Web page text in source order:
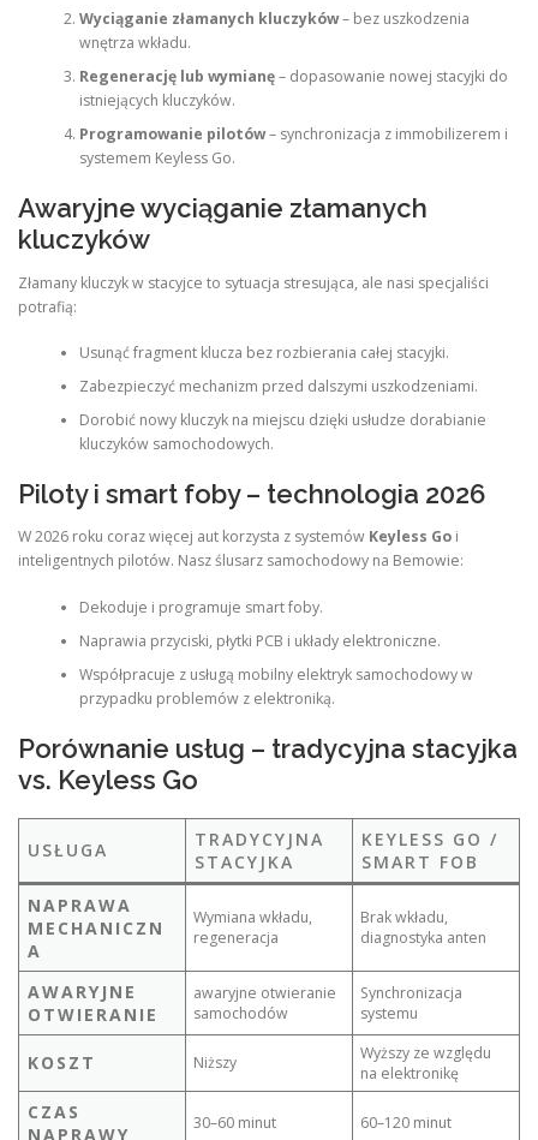
Wyciąganie złamanych kluczyków– bez uszkodzenia
wnętrza wkładu.
Regenerację lub wymianę– dopasowanie nowej stacyjki do
istniejących kluczyków.
Programowanie pilotów– synchronizacja z immobilizerem i
systemem Keyless Go.
Awaryjne wyciąganie złamanych
kluczyków
Złamany kluczyk w stacyjce to sytuacja stresująca, ale nasi specjaliści
potrafią:
Usunąć fragment klucza bez rozbierania całej stacyjki.
Zabezpieczyć mechanizm przed dalszymi uszkodzeniami.
Dorobić nowy kluczyk na miejscu dzięki usłudze dorabianie
kluczyków samochodowych.
Piloty i smart foby – technologia 2026
W 2026 roku coraz więcej aut korzysta z systemów Keyless Go i
inteligentnych pilotów. Nasz ślusarz samochodowy na Bemowie:
Dekoduje i programuje smart foby.
Naprawia przyciski, płytki PCB i układy elektroniczne.
Współpracuje z usługą mobilny elektryk samochodowy w
przypadku problemów z elektroniką.
Porównanie usług – tradycyjna stacyjka
vs. Keyless Go
USŁUGA
TRADYCYJNA
STACYJKA
KEYLESS GO /
SMART FOB
NAPRAWA
MECHANICZN
A
Wymiana wkładu,
regeneracja
Brak wkładu,
diagnostyka anten
AWARYJNE
OTWIERANIE
awaryjne otwieranie
samochodów
Synchronizacja
systemu
KOSZT Niższy
Wyższy ze względu
na elektronikę
CZAS
NAPRAWY
30–60 minut 60–120 minut